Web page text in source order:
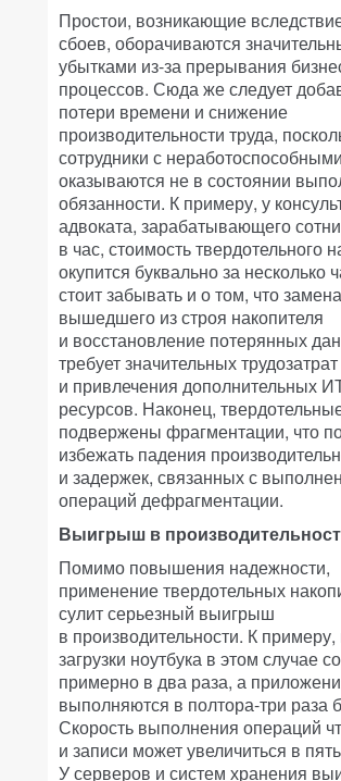
Простои, возникающие
сбоев, оборачиваются
убытками из-за прерывания
процессов. Сюда же следует
потери времени и снижение
производительности труда,
сотрудники с
оказываются не в состоянии
обязанности. К примеру, у
адвоката, зарабатывающего
в час, стоимость твердотельного
окупится буквально за несколько
стоит забывать и о том, что замена
вышедшего из строя накопителя
и восстановление потерянных
требует значительных трудозатрат
и привлечения дополнительных
ресурсов. Наконец,
подвержены фрагментации, что
избежать падения
и задержек, связанных с
операций дефрагментации.
Выигрыш в
Помимо повышения надежности,
применение твердотельных
сулит серьезный выигрыш
в производительности. К
загрузки ноутбука в этом случае
примерно в два раза, а
выполняются в полтора-три раза
Скорость выполнения операций
и записи может увеличиться в
У серверов и систем хранения